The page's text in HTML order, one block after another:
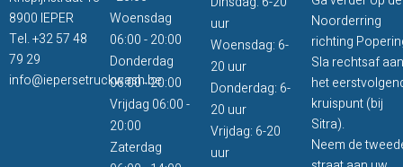
8900 IEPER
Tel.+32 57 48
79 29
info@iepersetruckwash.be
Woensdag
06:00 - 20:00
Donderdag
06:00 - 20:00
Vrijdag 06:00 -
20:00
Zaterdag
uur
Woensdag: 6-
20 uur
Donderdag: 6-
20 uur
Vrijdag: 6-20
uur
Noorderring
richting
Sla rechtsaf aan
het
kruispunt (bij
Sitra).
Neem de